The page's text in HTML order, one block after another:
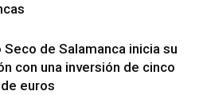
Seco de Salamanca inicia su
con una inversión de cinco
euros